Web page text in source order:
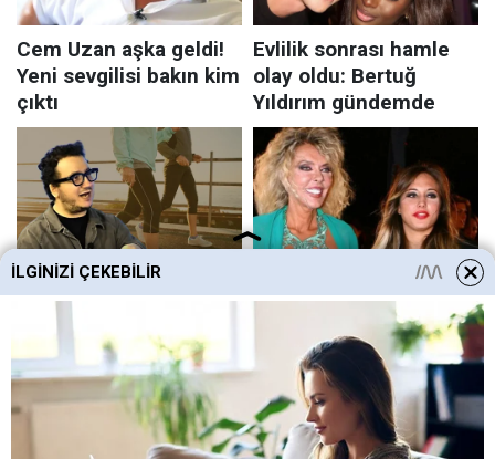
İLGINIZI ÇEKEBILIR